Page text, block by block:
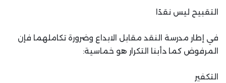
التقبيح ليس نقدًا
في إطار مدرسة النقد مقابل الابداع وضرورة تكاملهما فإن
المرفوض كما دأبنا التكرار هو خماسية:
التكفير